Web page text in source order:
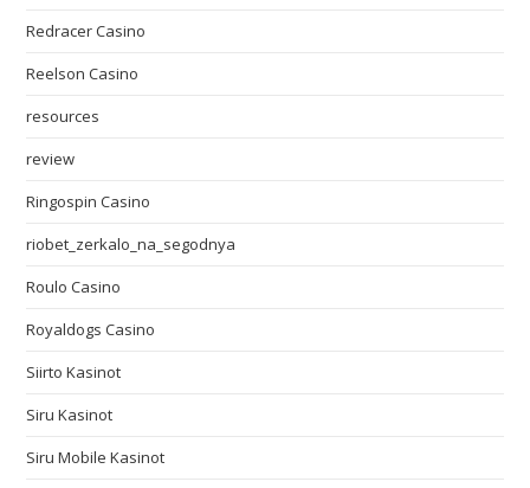
Redracer Casino
Reelson Casino
resources
review
Ringospin Casino
riobet_zerkalo_na_segodnya
Roulo Casino
Royaldogs Casino
Siirto Kasinot
Siru Kasinot
Siru Mobile Kasinot